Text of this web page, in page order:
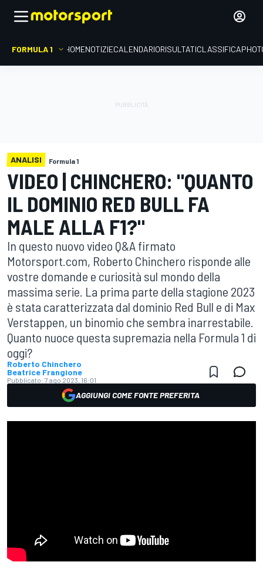
FORMULA 1 HOMENOTIZIECALENDARIORISULTATICLASSIFICA
ANALISI Formula 1
VIDEO | CHINCHERO: "QUANTO
IL DOMINIO RED BULL FA
MALE ALLA F1?"
In questo nuovo video Q&A firmato
Motorsport.com, Roberto Chinchero risponde alle
vostre domande e curiosità sul mondo della
massima serie. La prima parte della stagione 2023
è stata caratterizzata dal dominio Red Bull e di Max
Verstappen, un binomio che sembra inarrestabile.
Quanto nuoce questa supremazia nella Formula 1 di
oggi?
Roberto Chinchero
Beatrice Frangione
Pubblicato: 7 ago 2023, 16:01
AGGIUNGI COME FONTE PREFERITA